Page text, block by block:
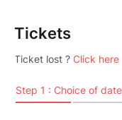
Tickets